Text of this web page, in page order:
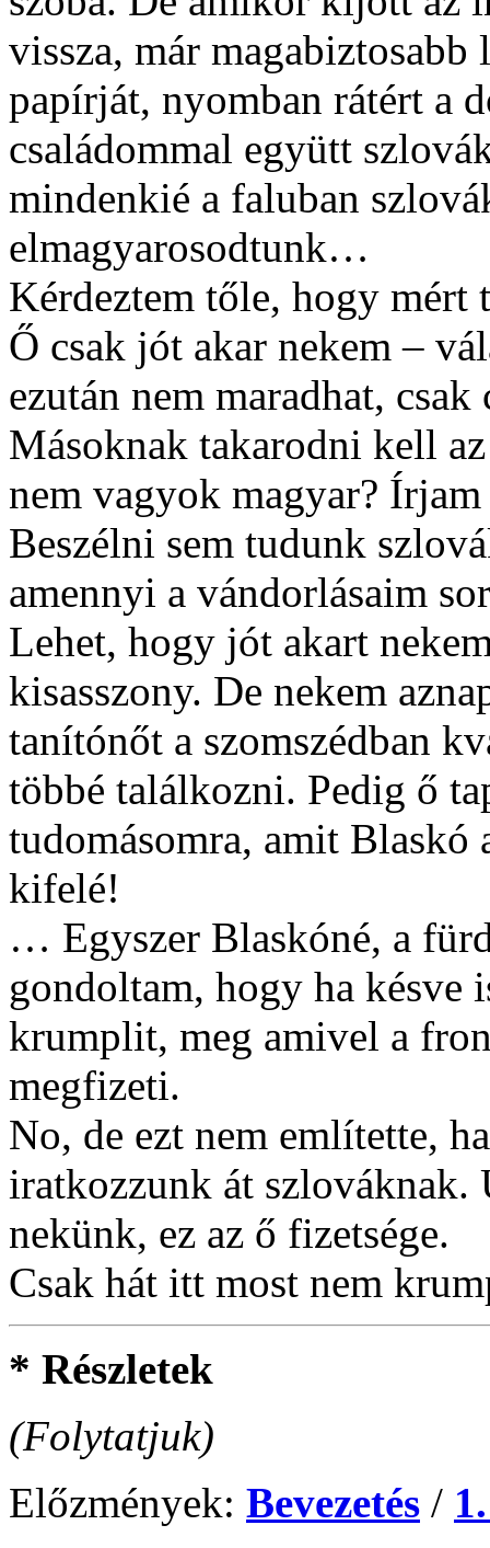
vissza, már
papírját, nyomban rátért a
családommal együtt
mindenkié a faluban
elmagyarosodtunk…
Kérdeztem tőle, hogy mért
Ő csak jót akar nekem –
ezután nem maradhat,
Másoknak takarodni kell
nem vagyok magyar?
Beszélni sem tudunk
amennyi a vándorlásaim
Lehet, hogy jót akart
kisasszony. De nekem
tanítónőt a szomszédban
többé találkozni. Pedig ő
tudomásomra, amit Blaskó
kifelé!
… Egyszer Blaskóné, a
gondoltam, hogy ha késve
krumplit, meg amivel a
megfizeti.
No, de ezt nem említette,
iratkozzunk át
nekünk, ez az ő fizetsége.
Csak hát itt most nem
* Részletek
(Folytatjuk)
Előzmények: Bevezetés /